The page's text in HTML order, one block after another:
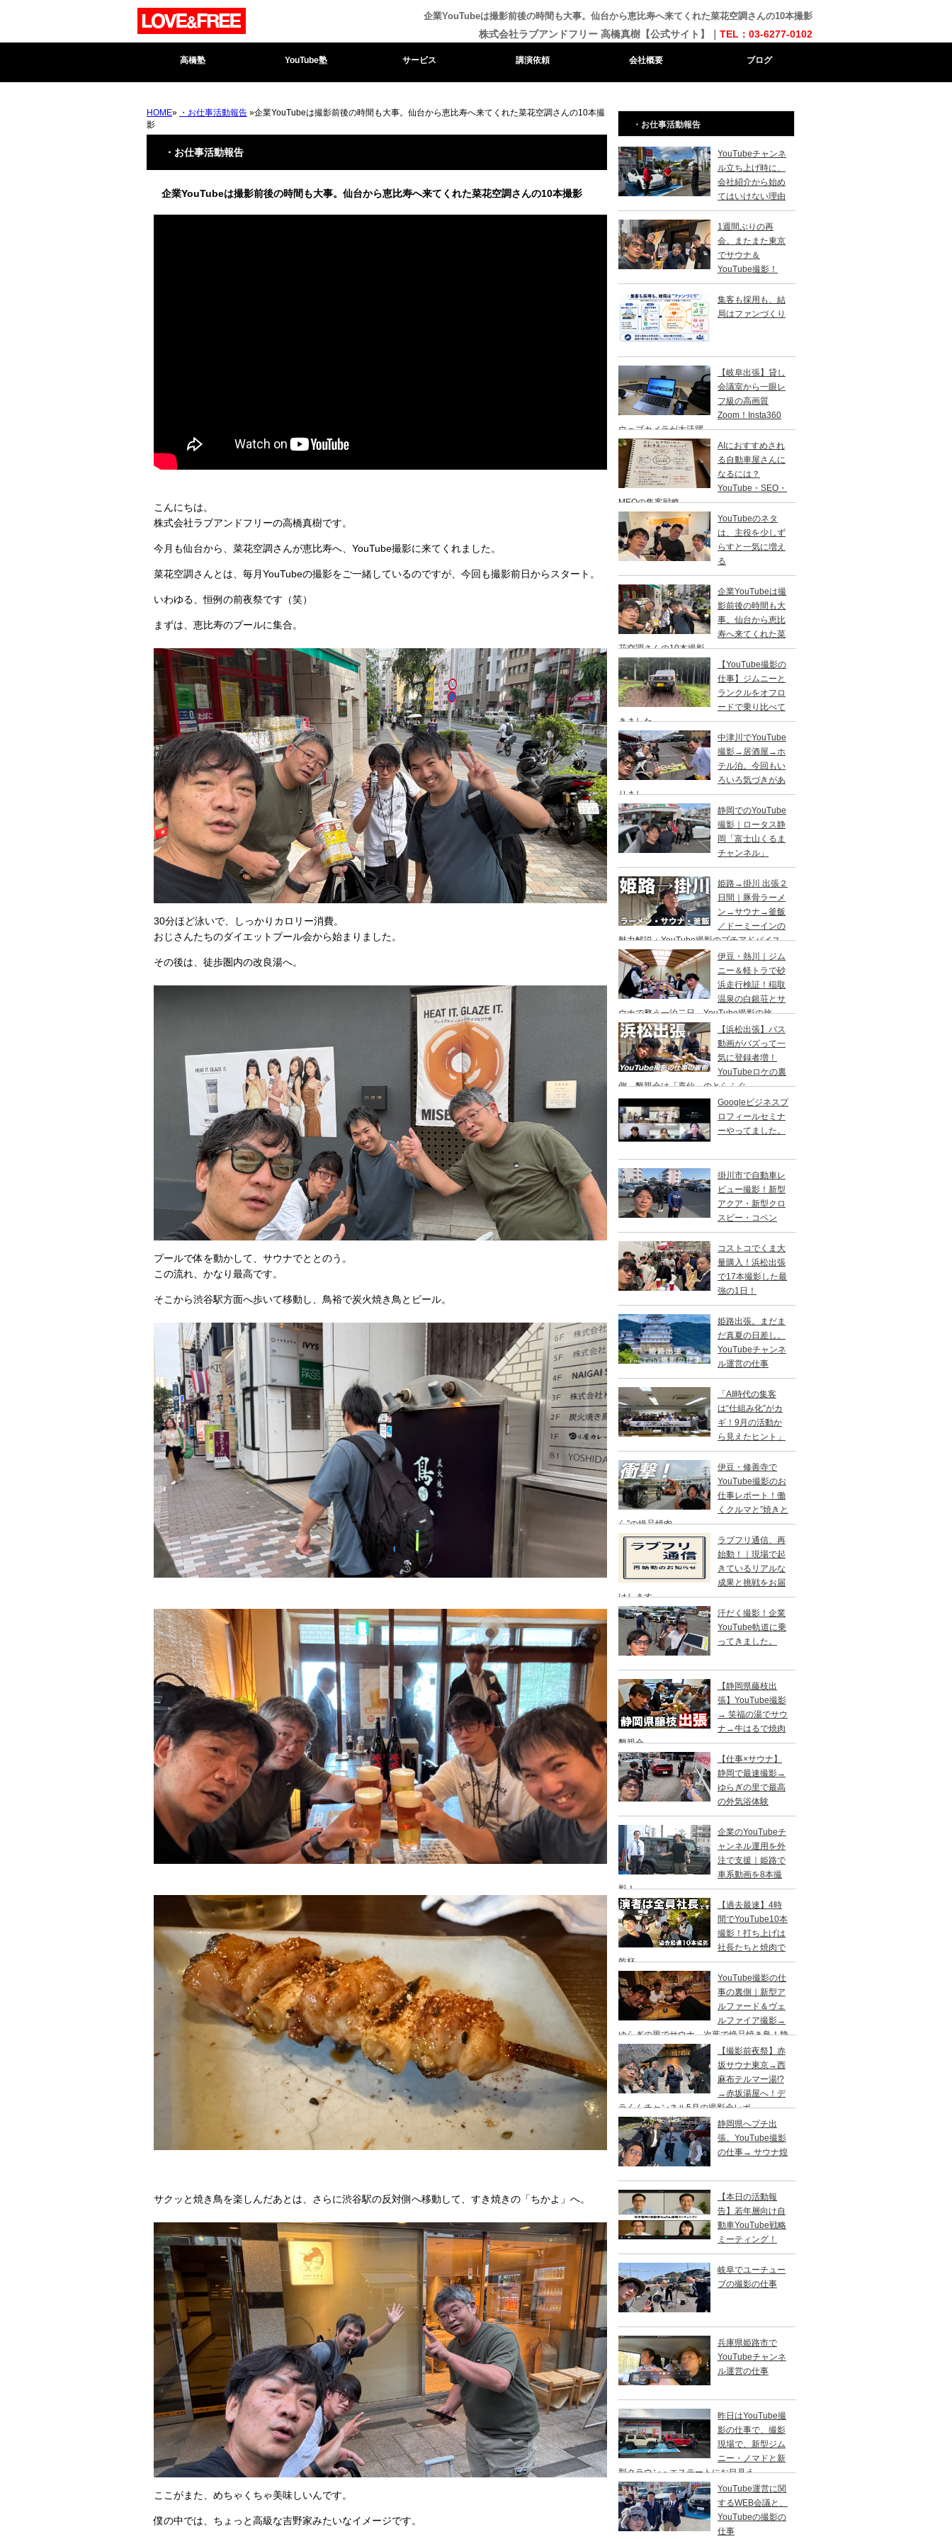
企業YouTubeは撮影前後の時間も大事。仙台から恵比寿へ来てくれた菜花空調さんの10本撮影
株式会社ラブアンドフリー 高橋真樹【公式サイト】｜ TEL：03-6277-0102
高橋塾 YouTube塾 サービス 講演依頼 会社概要 ブログ
HOME» ・お仕事活動報告 »企業YouTubeは撮影前後の時間も大事。仙台から恵比寿へ来てくれた菜花空調さんの10本撮
影
・お仕事活動報告
企業YouTubeは撮影前後の時間も大事。仙台から恵比寿へ来てくれた菜花空調さんの10本撮影
こんにちは。
株式会社ラブアンドフリーの高橋真樹です。
今月も仙台から、菜花空調さんが恵比寿へ、YouTube撮影に来てくれました。
菜花空調さんとは、毎月YouTubeの撮影をご一緒しているのですが、今回も撮影前日からスタート。
いわゆる、恒例の前夜祭です（笑）
まずは、恵比寿のプールに集合。
30分ほど泳いで、しっかりカロリー消費。
おじさんたちのダイエットプール会から始まりました。
その後は、徒歩圏内の改良湯へ。
プールで体を動かして、サウナでととのう。
この流れ、かなり最高です。
そこから渋谷駅方面へ歩いて移動し、鳥裕で炭火焼き鳥とビール。
サクッと焼き鳥を楽しんだあとは、さらに渋谷駅の反対側へ移動して、すき焼きの「ちかよ」へ。
ここがまた、めちゃくちゃ美味しいんです。
僕の中では、ちょっと高級な吉野家みたいなイメージです。
・お仕事活動報告
YouTubeチャンネ
ル立ち上げ時に、
会社紹介から始め
てはいけない理由
1週間ぶりの再
会。またまた東京
でサウナ＆
YouTube撮影！
集客も採用も、結
局はファンづくり
【岐阜出張】貸し
会議室から一眼レ
フ級の高画質
Zoom！Insta360
ウェブカメラが大活躍
AIにおすすめされ
る自動車屋さんに
なるには？
YouTube・SEO・
MEOの集客戦略
YouTubeのネタ
は、主役を少しず
らすと一気に増え
る
企業YouTubeは撮
影前後の時間も大
事。仙台から恵比
寿へ来てくれた菜
花空調さんの10本撮影
【YouTube撮影の
仕事】ジムニーと
ランクルをオフロ
ードで乗り比べて
きました
中津川でYouTube
撮影→居酒屋→ホ
テル泊。今回もい
ろいろ気づきがあ
りまし
静岡でのYouTube
撮影｜ロータス静
岡「富士山くるま
チャンネル」
姫路→掛川 出張２
日間｜豚骨ラーメ
ン→サウナ→釜飯
／ドーミーインの
魅力解説＋YouTube撮影のプチアドバイス
あり
伊豆・熱川｜ジム
ニー＆軽トラで砂
浜走行検証！稲取
温泉の白銀荘とサ
ウナで整う一泊二日、YouTube撮影の旅
【浜松出張】バス
動画がバズって一
気に登録者増！
YouTubeロケの裏
側、懇親会は「喜仙」のとらふぐ
Googleビジネスプ
ロフィールセミナ
ーやってました。
掛川市で自動車レ
ビュー撮影！新型
アクア・新型クロ
スビー・コペン
コストコでくま大
量購入！浜松出張
で17本撮影した最
強の1日！
姫路出張。まだま
だ真夏の日差し。
YouTubeチャンネ
ル運営の仕事
「AI時代の集客
は“仕組み化”がカ
ギ！9月の活動か
ら見えたヒント」
伊豆・修善寺で
YouTube撮影のお
仕事レポート！働
くクルマと”焼きと
ら”の絶品焼肉
ラブフリ通信、再
始動！｜現場で起
きているリアルな
成果と挑戦をお届
けします
汗だく撮影！企業
YouTube軌道に乗
ってきました。
【静岡県藤枝出
張】YouTube撮影
→ 笑福の湯でサウ
ナ→牛はるで焼肉
懇親会
【仕事×サウナ】
静岡で最速撮影→
ゆらぎの里で最高
の外気浴体験
企業のYouTubeチ
ャンネル運用を外
注で支援｜姫路で
車系動画を8本撮
影！
【過去最速】4時
間でYouTube10本
撮影！打ち上げは
社長たちと焼肉で
乾杯
YouTube撮影の仕
事の裏側｜新型ア
ルファード＆ヴェ
ルファイア撮影→
ゆらぎの里でサウナ→次葉で絶品焼き鳥！静
岡出張
【撮影前夜祭】赤
坂サウナ東京→西
麻布テルマー湯!?
→赤坂湯屋へ！デ
ラくんチャンネル5月の撮影会レポ
静岡県へプチ出
張。YouTube撮影
の仕事→ サウナ煌
【本日の活動報
告】若年層向け自
動車YouTube戦略
ミーティング！
岐阜でユーチュー
ブの撮影の仕事
兵庫県姫路市で
YouTubeチャンネ
ル運営の仕事
昨日はYouTube撮
影の仕事で、撮影
現場で、新型ジム
ニー・ノマドと新
型クラウン・エステートにお目見え。
YouTube運営に関
するWEB会議と、
YouTubeの撮影の
仕事